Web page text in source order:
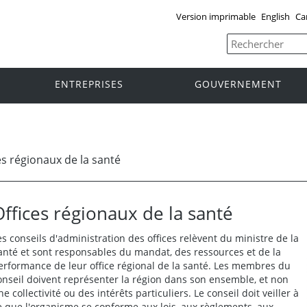
Version imprimable English
ENTREPRISES GOUVERNEMENT
régionaux de la santé
régionaux de la santé
conseils d'administration des offices relèvent du ministre de la
et sont responsables du mandat, des ressources et de la
de leur office régional de la santé. Les membres du
doivent représenter la région dans son ensemble, et non
collectivité ou des intérêts particuliers. Le conseil doit veiller à